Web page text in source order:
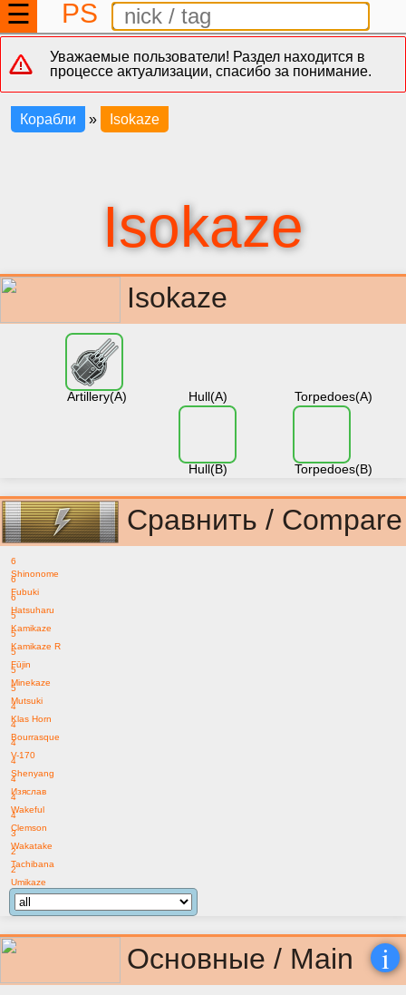
☰ PS
Уважаемые пользователи! Раздел находится в
процессе актуализации, спасибо за понимание.
Корабли » Isokaze
Isokaze
Isokaze
Artillery(A) Hull(A)
Hull(B)
Torpedoes(A)
Torpedoes(B)
Сравнить / Compare
6
Shinonome
6
Fubuki
6
Hatsuharu
5
Kamikaze
5
Kamikaze R
5
Fūjin
5
Minekaze
5
Mutsuki
4
Klas Horn
4
Bourrasque
4
V-170
4
Shenyang
4
Изяслав
4
Wakeful
4
Clemson
3
Wakatake
2
Tachibana
2
Umikaze
Основные / Main i